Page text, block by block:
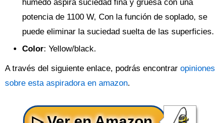
húmedo aspira suciedad fina y gruesa con una
potencia de 1100 W, Con la función de soplado, se
puede eliminar la suciedad suelta de las superficies.
Color: Yellow/black.
A través del siguiente enlace, podrás encontrar opiniones
sobre esta aspiradora en amazon.